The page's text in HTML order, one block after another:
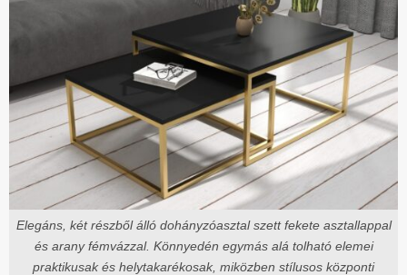
Elegáns, két részből álló dohányzóasztal szett fekete asztallappal
és arany fémvázzal. Könnyedén egymás alá tolható elemei
praktikusak és helytakarékosak, miközben stílusos központi